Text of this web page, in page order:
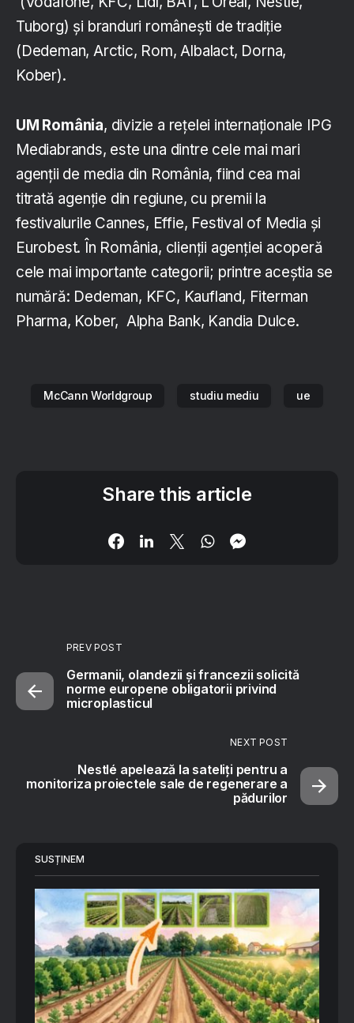
Tuborg) și branduri românești de tradiție
(Dedeman, Arctic, Rom, Albalact, Dorna,
Kober).
UM România, divizie a rețelei internaționale IPG
Mediabrands, este una dintre cele mai mari
agenții de media din România, fiind cea mai
titrată agenție din regiune, cu premii la
festivalurile Cannes, Effie, Festival of Media și
Eurobest. În România, clienţii agenţiei acoperă
cele mai importante categorii; printre aceştia se
numără: Dedeman, KFC, Kaufland, Fiterman
Pharma, Kober, Alpha Bank, Kandia Dulce.
McCann Worldgroup studiu mediu ue
Share this article
PREV POST
Germanii, olandezii și francezii solicită
norme europene obligatorii privind
microplasticul
NEXT POST
Nestlé apelează la sateliți pentru a
monitoriza proiectele sale de regenerare a
pădurilor
SUSȚINEM